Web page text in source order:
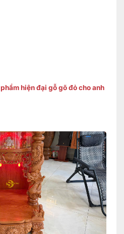
hiện đại gỗ gõ đỏ cho anh